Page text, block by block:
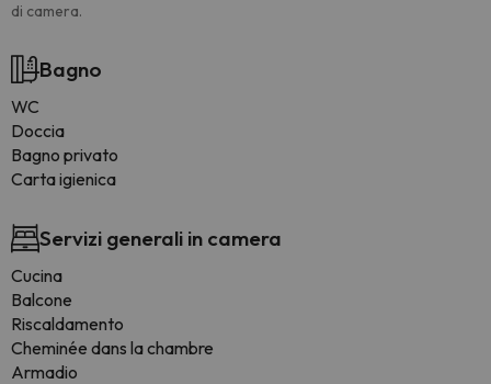
di camera.
Bagno
WC
Doccia
Bagno privato
Carta igienica
Servizi generali in camera
Cucina
Balcone
Riscaldamento
Cheminée dans la chambre
Armadio